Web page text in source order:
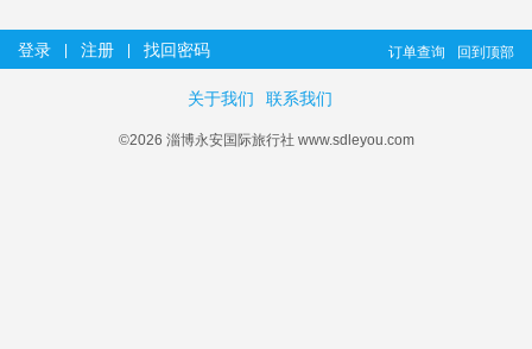
登录 注册 找回密码 回到顶部
订单查询
关于我们 联系我们
©2026 淄博永安国际旅行社 www.sdleyou.com